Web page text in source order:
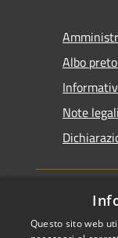
Albo
Note legali
Questo sito web